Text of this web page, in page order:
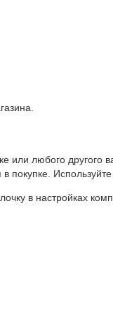
любого другого
покупке.
в настройках